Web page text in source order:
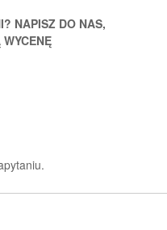
NAPISZ DO NAS,